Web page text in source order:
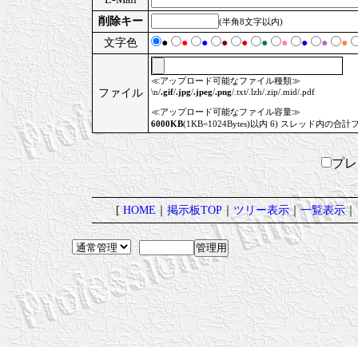
削除キー
(半角8文字以内)
文字色 ● ● ● ● ● ● ● ● ● ●
ファイル
≪アップロード可能なファイル種類≫
\n/.gif/.jpg/.jpeg/.png/.txt/.lzh/.zip/.mid/.pdf
≪アップロード可能なファイル容量≫
6000KB(1KB=1024Bytes)以内 6) スレッド内の合計
プ
[HOME｜掲示板TOP｜ツリー表示｜一覧表示｜